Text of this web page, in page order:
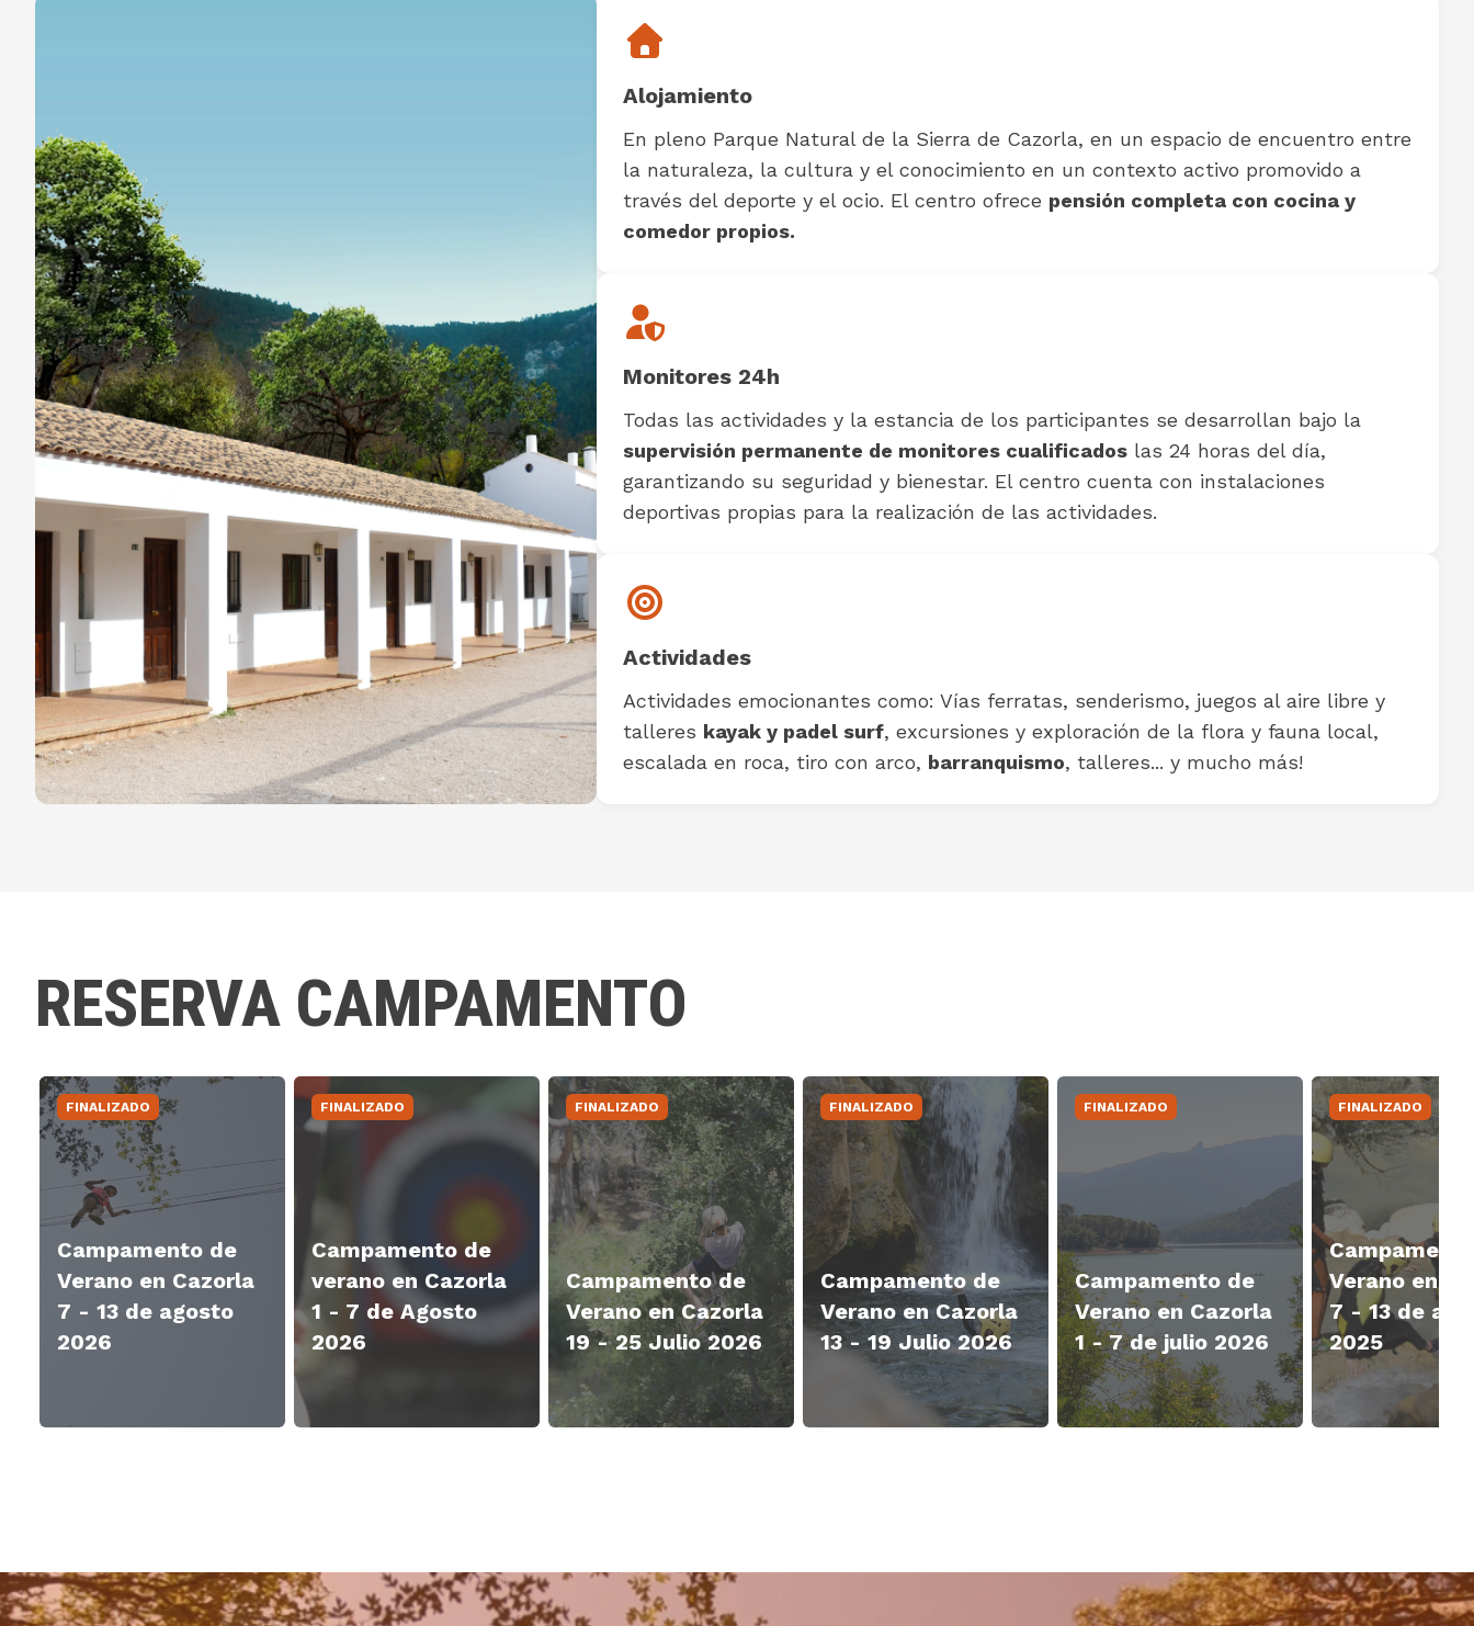
Alojamiento
En pleno Parque Natural de la Sierra de Cazorla, en un espacio de encuentro entre
la naturaleza, la cultura y el conocimiento en un contexto activo promovido a
través del deporte y el ocio. El centro ofrece pensión completa con cocina y
comedor propios.
Monitores 24h
Todas las actividades y la estancia de los participantes se desarrollan bajo la
supervisión permanente de monitores cualificados las 24 horas del día,
garantizando su seguridad y bienestar. El centro cuenta con instalaciones
deportivas propias para la realización de las actividades.
Actividades
Actividades emocionantes como: Vías ferratas, senderismo, juegos al aire libre y
talleres kayak y padel surf, excursiones y exploración de la flora y fauna local,
escalada en roca, tiro con arco, barranquismo, talleres... y mucho más!
RESERVA CAMPAMENTO
FINALIZADO
Campamento de
Verano en Cazorla
7 - 13 de agosto
2026
FINALIZADO
Campamento de
verano en Cazorla
1 - 7 de Agosto
2026
FINALIZADO
Campamento de
Verano en Cazorla
19 - 25 Julio 2026
FINALIZADO
Campamento de
Verano en Cazorla
13 - 19 Julio 2026
FINALIZADO
Campamento de
Verano en Cazorla
1 - 7 de julio 2026
FINALIZADO
Verano en
7 - 13 de
2025